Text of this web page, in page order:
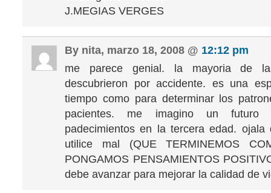
J.MEGIAS VERGES
By nita, marzo 18, 2008 @ 12:12 pm
me parece genial. la mayoria de
descubrieron por accidente. es una
tiempo como para determinar los
pacientes. me imagino un futuro
padecimientos en la tercera edad.
utilice mal (QUE TERMINEMOS
PONGAMOS PENSAMIENTOS
debe avanzar para mejorar la calidad de